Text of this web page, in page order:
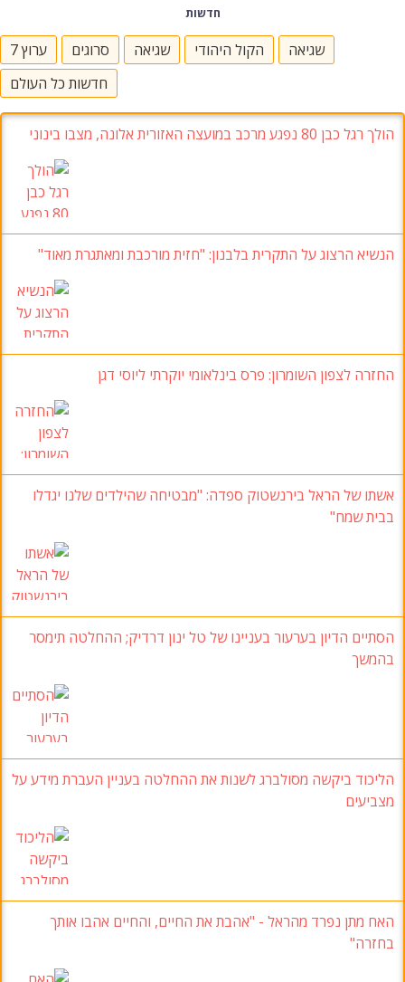
חדשות
ערוץ 7 סרוגים שגיאה הקול היהודי
שגיאה
חדשות כל העולם
הולך רגל כבן 80 נפגע מרכב במועצה האזורית אלונה, מצבו בינוני
הנשיא הרצוג על התקרית בלבנון: "חזית מורכבת ומאתגרת מאוד"
החזרה לצפון השומרון: פרס בינלאומי יוקרתי ליוסי דגן
אשתו של הראל בירנשטוק ספדה: "מבטיחה שהילדים שלנו יגדלו
בבית שמח"
הסתיים הדיון בערעור בעניינו של טל ינון דרדיק; ההחלטה תימסר
בהמשך
הליכוד ביקשה מסולברג לשנות את ההחלטה בעניין העברת מידע על
מצביעים
האח מתן נפרד מהראל - "אהבת את החיים, והחיים אהבו אותך
בחזרה"